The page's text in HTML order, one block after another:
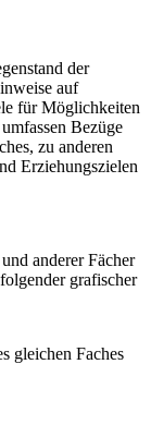
der
auf
für Möglichkeiten
Bezüge
zu anderen
Erziehungszielen
anderer Fächer
grafischer
gleichen Faches